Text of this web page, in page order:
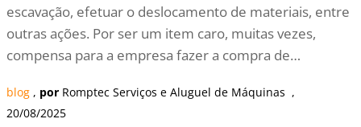
escavação, efetuar o deslocamento de materiais, entre
outras ações. Por ser um item caro, muitas vezes,
compensa para a empresa fazer a compra de…
blog , por Romptec Serviços e Aluguel de Máquinas
20/08/2025